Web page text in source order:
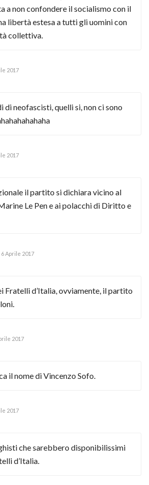
a non confondere il socialismo con il
libertà estesa a tutti gli uomini con
collettiva.
2017
di neofascisti, quelli si, non ci sono
2017
il partito si dichiara vicino al
Le Pen e ai polacchi di Diritto e
6 Aprile 2017
Fratelli d’Italia, ovviamente, il partito
2017
il nome di Vincenzo Sofo.
2017
che sarebbero disponibilissimi
d’Italia.